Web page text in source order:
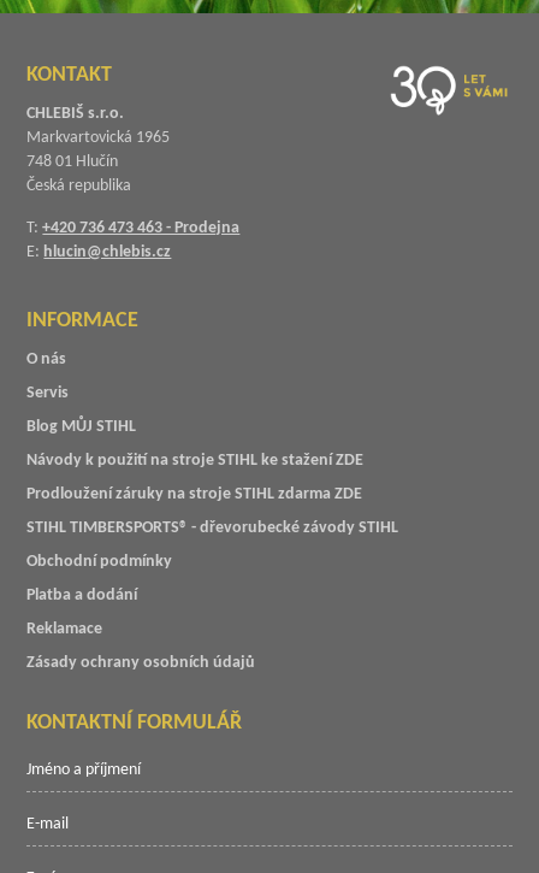
KONTAKT
CHLEBIŠ s.r.o.
Markvartovická 1965
748 01 Hlučín
Česká republika
T:+420 736 473 463 - Prodejna
E: hlucin@chlebis.cz
INFORMACE
O nás
Servis
Blog MŮJ STIHL
Návody k použití na stroje STIHL ke stažení ZDE
Prodloužení záruky na stroje STIHL zdarma ZDE
STIHL TIMBERSPORTS® - dřevorubecké závody STIHL
Obchodní podmínky
Platba a dodání
Reklamace
Zásady ochrany osobních údajů
KONTAKTNÍ FORMULÁŘ